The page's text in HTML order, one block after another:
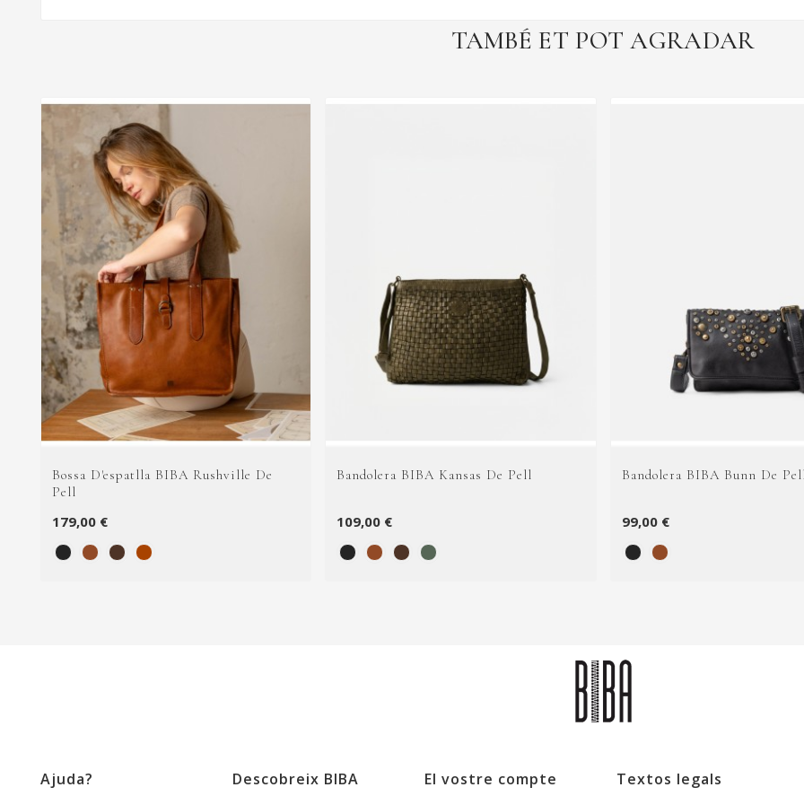
TAMBÉ ET POT AGRADAR
Bossa D'espatlla BIBA Rushville De
Pell
179,00 €
Bandolera BIBA Kansas De Pell
109,00 €
Bandolera BIBA Bunn De
99,00 €
Ajuda? Descobreix BIBA El vostre compte Textos legals